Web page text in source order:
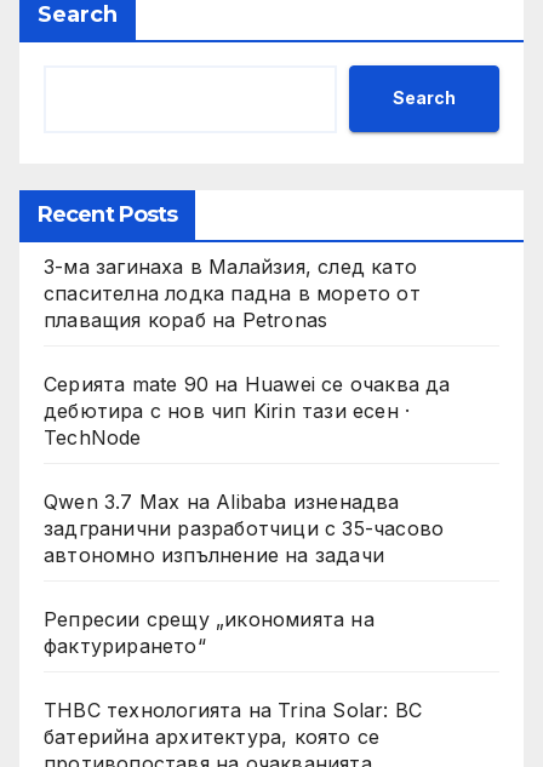
Search
Search
Recent Posts
3-ма загинаха в Малайзия, след като
спасителна лодка падна в морето от
плаващия кораб на Petronas
Серията mate 90 на Huawei се очаква да
дебютира с нов чип Kirin тази есен ·
TechNode
Qwen 3.7 Max на Alibaba изненадва
задгранични разработчици с 35-часово
автономно изпълнение на задачи
Репресии срещу „икономията на
фактурирането“
THBC технологията на Trina Solar: BC
батерийна архитектура, която се